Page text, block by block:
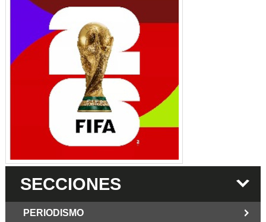
SECCIONES
PERIODISMO